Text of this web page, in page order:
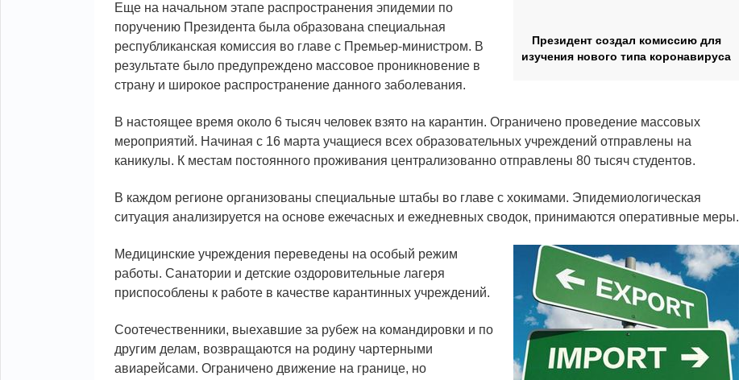
Президент создал комиссию для
изучения нового типа коронавируса
Еще на начальном этапе распространения эпидемии по
поручению Президента была образована специальная
республиканская комиссия во главе с Премьер-министром. В
результате было предупреждено массовое проникновение в
страну и широкое распространение данного заболевания.
В настоящее время около 6 тысяч человек взято на карантин. Ограничено проведение массовых
мероприятий. Начиная с 16 марта учащиеся всех образовательных учреждений отправлены на
каникулы. К местам постоянного проживания централизованно отправлены 80 тысяч студентов.
В каждом регионе организованы специальные штабы во главе с хокимами. Эпидемиологическая
ситуация анализируется на основе ежечасных и ежедневных сводок, принимаются оперативные меры.
Медицинские учреждения переведены на особый режим
работы. Санатории и детские оздоровительные лагеря
приспособлены к работе в качестве карантинных учреждений.
Соотечественники, выехавшие за рубеж на командировки и по
другим делам, возвращаются на родину чартерными
авиарейсами. Ограничено движение на границе, но